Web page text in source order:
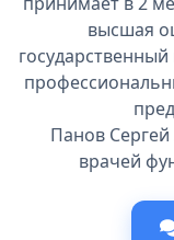
высшая
Панов Сергей
врачей